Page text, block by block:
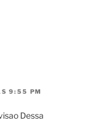
9:55 PM
Dessa